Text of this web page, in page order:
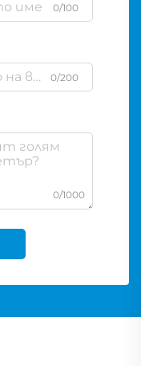
0/100
0/200
0/1000